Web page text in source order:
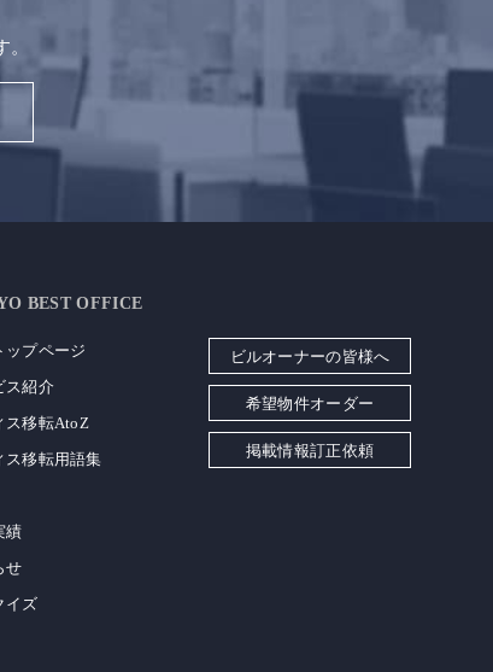
BEST OFFICE
ップページ
ス紹介
ス移転AtoZ
ス移転用語集
績
せ
イズ
ビルオーナーの皆様へ
希望物件オーダー
掲載情報訂正依頼